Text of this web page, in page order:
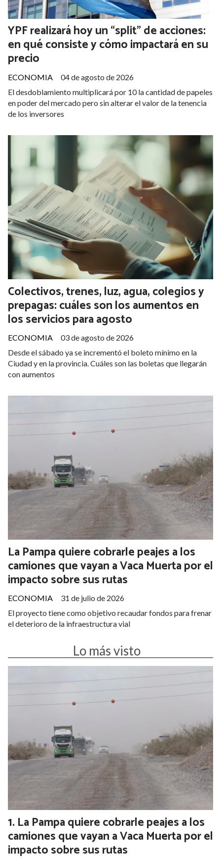
YPF realizará hoy un “split” de acciones:
en qué consiste y cómo impactará en su
precio
ECONOMIA
04 de agosto de 2026
El desdoblamiento multiplicará por 10 la cantidad de papeles
en poder del mercado pero sin alterar el valor de la tenencia
de los inversores
Colectivos, trenes, luz, agua, colegios y
prepagas: cuáles son los aumentos en
los servicios para agosto
ECONOMIA
03 de agosto de 2026
Desde el sábado ya se incrementó el boleto mínimo en la
Ciudad y en la provincia. Cuáles son las boletas que llegarán
con aumentos
La Pampa quiere cobrarle peajes a los
camiones que vayan a Vaca Muerta por el
impacto sobre sus rutas
ECONOMIA
31 de julio de 2026
El proyecto tiene como objetivo recaudar fondos para frenar
el deterioro de la infraestructura vial
Lo más visto
La Pampa quiere cobrarle peajes a los
camiones que vayan a Vaca Muerta por el
impacto sobre sus rutas